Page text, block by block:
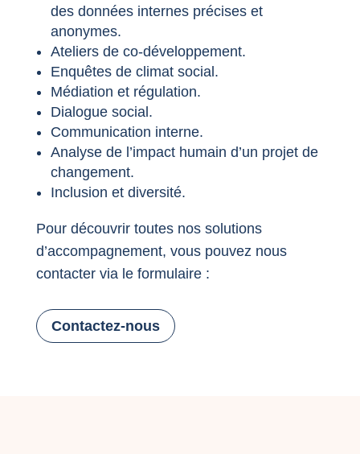
des données internes précises et
anonymes.
Ateliers de co-développement.
Enquêtes de climat social.
Médiation et régulation.
Dialogue social.
Communication interne.
Analyse de l’impact humain d’un projet de
changement.
Inclusion et diversité.
Pour découvrir toutes nos solutions
d’accompagnement, vous pouvez nous
contacter via le formulaire :
Contactez-nous